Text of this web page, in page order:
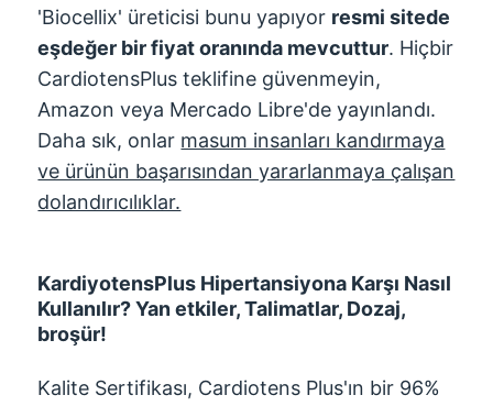
'Biocellix' üreticisi bunu yapıyor resmi sitede
eşdeğer bir fiyat oranında mevcuttur. Hiçbir
CardiotensPlus teklifine güvenmeyin,
Amazon veya Mercado Libre'de yayınlandı.
Daha sık, onlar masum insanları kandırmaya
ve ürünün başarısından yararlanmaya çalışan
dolandırıcılıklar.
KardiyotensPlus Hipertansiyona Karşı Nasıl
Kullanılır? Yan etkiler, Talimatlar, Dozaj,
broşür!
Kalite Sertifikası, Cardiotens Plus'ın bir 96%